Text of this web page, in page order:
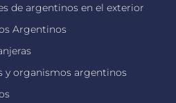
de argentinos en el exterior
Argentinos
y organismos argentinos